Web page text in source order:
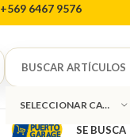
+569 6467 9576
SELECCIONAR CATEGORÍA
SE BUSCA
Inicio Muebles
0
Sofa